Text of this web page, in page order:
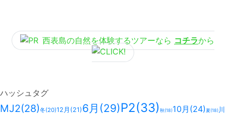
西表島の自然を体験するツアーなら コチラから
ハッシュタグ
MJ2(28)冬(20)12月 (21)6月 (29)P2(33)秋(18)10月 (24)夏(18)川